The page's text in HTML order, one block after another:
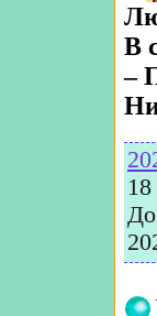
В
–
18